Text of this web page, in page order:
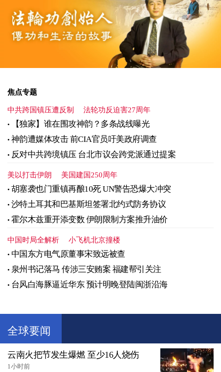
焦点专题
中共跨国镇压遭反制 法轮功反迫害27周年
【独家】谁在围攻神韵？多条战线曝光
神韵遭媒体攻击 前CIA官员吁美政府调查
反对中共跨境镇压 台北市议会跨党派通过提案
美以打击伊朗 美国建国250周年
胡塞袭也门重镇再酿10死 UN警告恐爆大冲突
沙特土耳其和巴基斯坦签署北约式防务协议
霍尔木兹重开添变数 伊朗限制方案推升油价
中国时局全解析 小飞机北京撞楼
中国东方电气原董事宋致远被查
泉州书记落马 传涉三安贿案 福建帮引关注
台风白海豚逼近华东 预计明晚登陆闽浙沿海
全球要闻
云南火把节发生爆燃 至少16人烧伤
1小时前